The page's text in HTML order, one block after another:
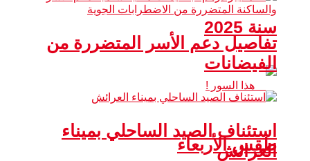
سنة 2025
طقس الأربعاء
تفاصيل دعم الأسر المتضررة من
الفيضانات
استئناف الصيد الساحلي بميناء
العرائش